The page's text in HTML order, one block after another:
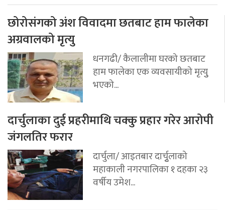
छोरोसंगको अंश विवादमा छतबाट हाम फालेका
अग्रवालको मृत्यु
धनगढी/ कैलालीमा घरको छतबाट
हाम फालेका एक व्यवसायीको मृत्युु
भएको...
दार्चुलाका दुई प्रहरीमाथि चक्कु प्रहार गरेर आरोपी
जंगलतिर फरार
दार्चुला/ आइतबार दार्चुृलाको
महाकाली नगरपालिका १ दहका २३
वर्षीय उमेश...